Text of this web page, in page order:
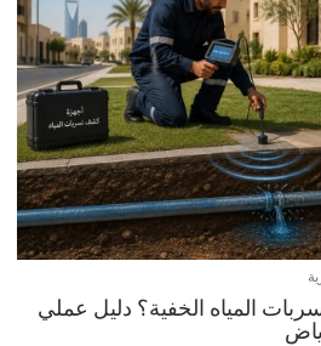
المياه الخفية؟ دليل عملي